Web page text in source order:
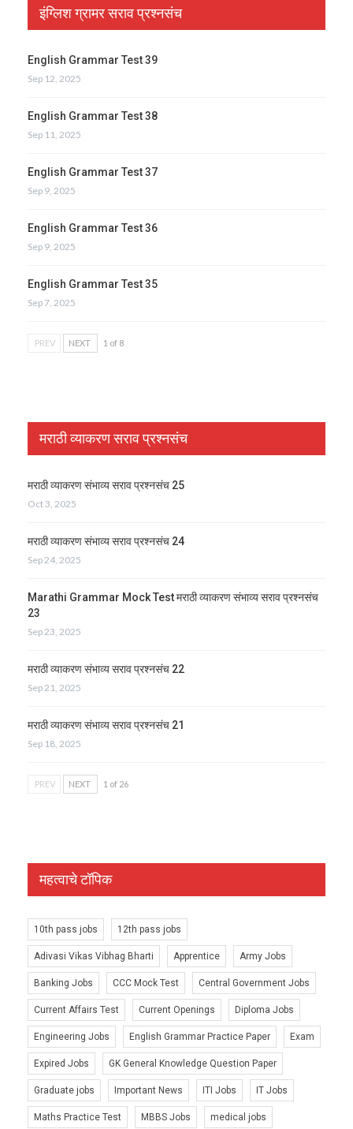
इंग्लिश ग्रामर सराव प्रश्नसंच
English Grammar Test 39
Sep 12, 2025
English Grammar Test 38
Sep 11, 2025
English Grammar Test 37
Sep 9, 2025
English Grammar Test 36
Sep 9, 2025
English Grammar Test 35
Sep 7, 2025
PREV NEXT 1 of 8
मराठी व्याकरण सराव प्रश्नसंच
मराठी व्याकरण संभाव्य सराव प्रश्नसंच 25
Oct 3, 2025
मराठी व्याकरण संभाव्य सराव प्रश्नसंच 24
Sep 24, 2025
Marathi Grammar Mock Test मराठी व्याकरण संभाव्य सराव प्रश्नसंच
23
Sep 23, 2025
मराठी व्याकरण संभाव्य सराव प्रश्नसंच 22
Sep 21, 2025
मराठी व्याकरण संभाव्य सराव प्रश्नसंच 21
Sep 18, 2025
PREV NEXT 1 of 26
महत्वाचे टॉपिक
10th pass jobs 12th pass jobs
Adivasi Vikas Vibhag Bharti Apprentice Army Jobs
Banking Jobs CCC Mock Test Central Government Jobs
Current Affairs Test Current Openings Diploma Jobs
Engineering Jobs English Grammar Practice Paper Exam
Expired Jobs GK General Knowledge Question Paper
Graduate jobs Important News ITI Jobs IT Jobs
Maths Practice Test MBBS Jobs medical jobs